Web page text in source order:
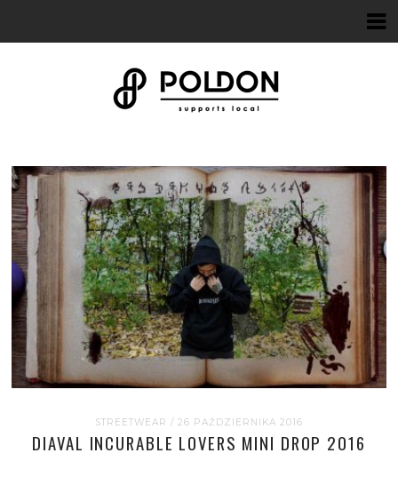
STREETWEAR / 26 PAŹDZIERNIKA 2016
DIAVAL INCURABLE LOVERS MINI DROP 2016